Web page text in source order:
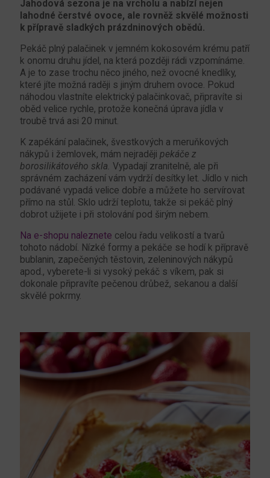
Jahodová sezona je na vrcholu a nabízí nejen
lahodné čerstvé ovoce, ale rovněž skvělé možnosti
k přípravě sladkých prázdninových obědů.
Pekáč plný palačinek v jemném kokosovém krému patří
k onomu druhu jídel, na která později rádi vzpomínáme.
A je to zase trochu něco jiného, než ovocné knedlíky,
které jíte možná raději s jiným druhem ovoce. Pokud
náhodou vlastníte elektrický palačinkovač, připravíte si
oběd velice rychle, protože konečná úprava jídla v
troubě trvá asi 20 minut.
K zapékání palačinek, švestkových a meruňkových
nákypů i žemlovek, mám nejraději pekáče z
borosilikátového skla. Vypadají zranitelně, ale při
správném zacházení vám vydrží desítky let. Jídlo v nich
podávané vypadá velice dobře a můžete ho servírovat
přímo na stůl. Sklo udrží teplotu, takže si pekáč plný
dobrot užijete i při stolování pod širým nebem.
Na e-shopu naleznete celou řadu velikostí a tvarů
tohoto nádobí. Nízké formy a pekáče se hodí k přípravě
bublanin, zapečených těstovin, zeleninových nákypů
apod., vyberete-li si vysoký pekáč s víkem, pak si
dokonale připravíte pečenou drůbež, sekanou a další
skvělé pokrmy.